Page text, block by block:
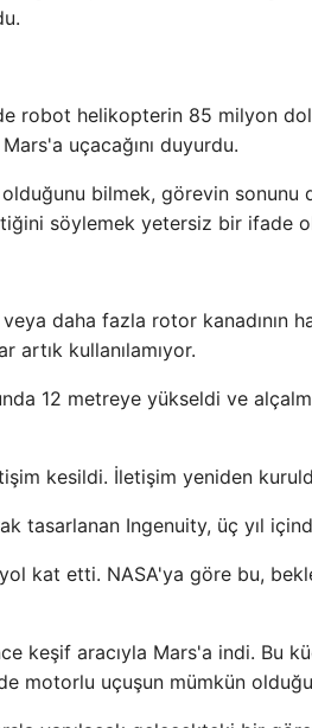
robot helikopterin 85 milyon
uçacağını duyurdu.
bilmek, görevin sonunu
söylemek yetersiz bir ifade
daha fazla rotor kanadının
kullanılamıyor.
12 metreye yükseldi ve
kesildi. İletişim yeniden
tasarlanan Ingenuity, üç yıl
kat etti. NASA'ya göre bu,
keşif aracıyla Mars'a indi. Bu
motorlu uçuşun mümkün